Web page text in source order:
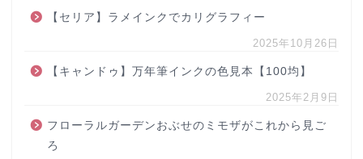
【セリア】ラメインクでカリグラフィー
2025年10月26日
【キャンドゥ】万年筆インクの色見本【100均】
2025年2月9日
フローラルガーデンおぶせのミモザがこれから見ご
ろ